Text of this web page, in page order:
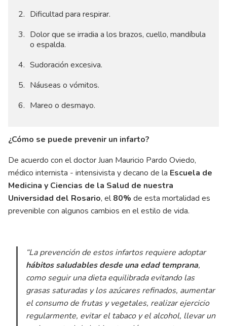
Dificultad para respirar.
Dolor que se irradia a los brazos, cuello, mandíbula
o espalda.
Sudoración excesiva.
Náuseas o vómitos.
Mareo o desmayo.
¿Cómo se puede prevenir un infarto?
De acuerdo con el doctor Juan Mauricio Pardo Oviedo,
médico internista - intensivista y decano de la Escuela de
Medicina y Ciencias de la Salud de nuestra
Universidad del Rosario, el80% de esta mortalidad es
prevenible con algunos cambios en el estilo de vida.
“La prevención de estos infartos requiere adoptar
hábitos saludables desde una edad temprana,
como seguir una dieta equilibrada evitando las
grasas saturadas y los azúcares refinados, aumentar
el consumo de frutas y vegetales, realizar ejercicio
regularmente, evitar el tabaco y el alcohol, llevar un